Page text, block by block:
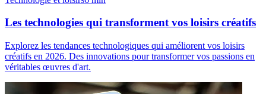
Les technologies qui transforment vos loisirs créatifs
Explorez les tendances technologiques qui améliorent vos loisirs
créatifs en 2026. Des innovations pour transformer vos passions en
véritables œuvres d'art.